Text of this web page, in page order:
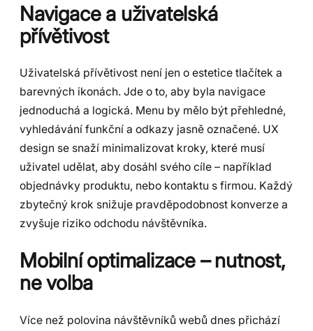
Navigace a uživatelská
přívětivost
Uživatelská přívětivost není jen o estetice tlačítek a
barevných ikonách. Jde o to, aby byla navigace
jednoduchá a logická. Menu by mělo být přehledné,
vyhledávání funkční a odkazy jasně označené. UX
design se snaží minimalizovat kroky, které musí
uživatel udělat, aby dosáhl svého cíle – například
objednávky produktu, nebo kontaktu s firmou. Každý
zbytečný krok snižuje pravděpodobnost konverze a
zvyšuje riziko odchodu návštěvníka.
Mobilní optimalizace – nutnost,
ne volba
Více než polovina návštěvníků webů dnes přichází